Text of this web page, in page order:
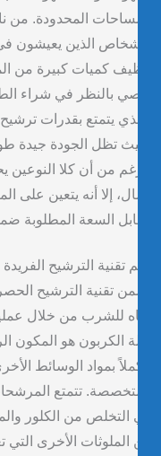
المحدودة. من
الذين يعيشون في
كميات كبيرة من
يتمتع بقدرات ترشيح
تظل الجودة جيدة طوال
من أن كلا النوعين
إلا أنه يتعين على
السعة المطلوبة ضمن
تقنية الترشيح الفريدة
للشرب من خلال عملية
الكربون هو المكون
بمواد الوسائط
تتمتع المرشحات
الملوثات الأخرى التي